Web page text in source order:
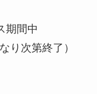
期間中
り次第終了）